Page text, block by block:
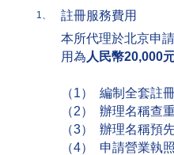
1、
註冊服務費用
本所代理於北京申
用為 人民幣20,000
（1） 編制全套註
（2） 辦理名稱查
（3） 辦理名稱預
（4） 申請營業執